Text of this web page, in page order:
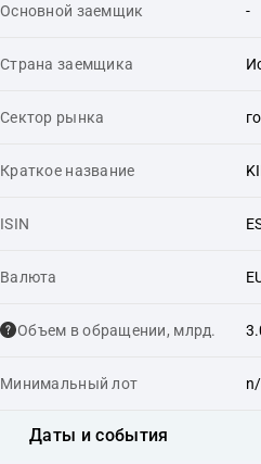
Основной заемщик -
Страна заемщика
Сектор рынка
Краткое название
ISIN
Валюта
Объем в обращении, млрд.
Минимальный лот
Даты и события